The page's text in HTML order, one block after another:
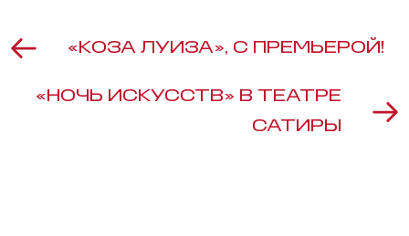
«КОЗА ЛУИЗА», С ПРЕМЬЕРОЙ!
«НОЧЬ ИСКУССТВ» В ТЕАТРЕ
САТИРЫ